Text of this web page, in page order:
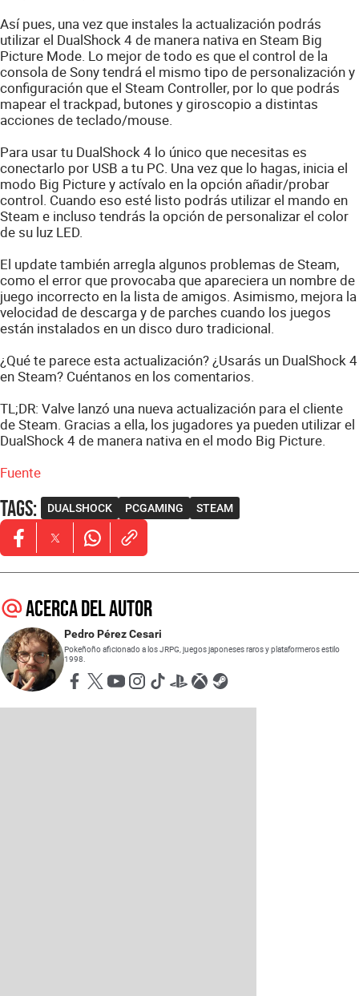
Así pues, una vez que instales la actualización podrás
utilizar el DualShock 4 de manera nativa en Steam Big
Picture Mode. Lo mejor de todo es que el control de la
consola de Sony tendrá el mismo tipo de personalización y
configuración que el Steam Controller, por lo que podrás
mapear el trackpad, butones y giroscopio a distintas
acciones de teclado/mouse.
Para usar tu DualShock 4 lo único que necesitas es
conectarlo por USB a tu PC. Una vez que lo hagas, inicia el
modo Big Picture y actívalo en la opción añadir/probar
control. Cuando eso esté listo podrás utilizar el mando en
Steam e incluso tendrás la opción de personalizar el color
de su luz LED.
El update también arregla algunos problemas de Steam,
como el error que provocaba que apareciera un nombre de
juego incorrecto en la lista de amigos. Asimismo, mejora la
velocidad de descarga y de parches cuando los juegos
están instalados en un disco duro tradicional.
¿Qué te parece esta actualización? ¿Usarás un DualShock 4
en Steam? Cuéntanos en los comentarios.
TL;DR: Valve lanzó una nueva actualización para el cliente
de Steam. Gracias a ella, los jugadores ya pueden utilizar el
DualShock 4 de manera nativa en el modo Big Picture.
Fuente
Tags: DUALSHOCK PCGAMING STEAM
Opens in new window
Opens in new window
Opens in new window
Acerca del autor
Pedro Pérez Cesari
Pokeñoño aficionado a los JRPG, juegos japoneses raros y plataformeros estilo
1998.
Opens in new window
Opens in new window
Opens in new window
Opens in new window
Opens in new window
Opens in new window
Opens in new window
Opens in new window